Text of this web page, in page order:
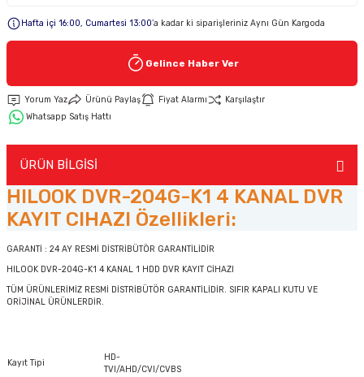
Keypad-Tuş Takımı Ürünler
Hafta içi 16:00, Cumartesi 13:00’a kadar ki siparişleriniz Aynı Gün Kargoda
Gelince Haber Ver
Yorum Yaz Ürünü Paylaş Fiyat Alarmı
Karşılaştır
Whatsapp Satış Hattı
ÜRÜN BİLGİSİ
HILOOK DVR-204G-K1 4 KANAL DVR
KAYIT CIHAZI Özellikleri:
GARANTİ : 24 AY RESMİ DİSTRİBÜTÖR GARANTİLİDİR
HILOOK DVR-204G-K1 4 KANAL 1 HDD DVR KAYIT CİHAZI
TÜM ÜRÜNLERİMİZ RESMİ DİSTRİBÜTÖR GARANTİLİDİR. SIFIR KAPALI KUTU VE
ORİJİNAL ÜRÜNLERDİR.
Kayıt Tipi
HD-
TVI/AHD/CVI/CVBS